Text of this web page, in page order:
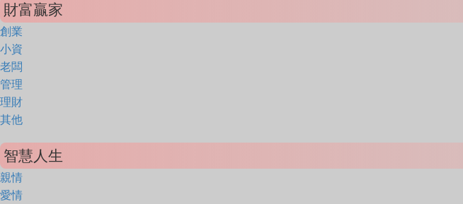
財富贏家
創業
小資
老闆
管理
理財
其他
智慧人生
親情
愛情